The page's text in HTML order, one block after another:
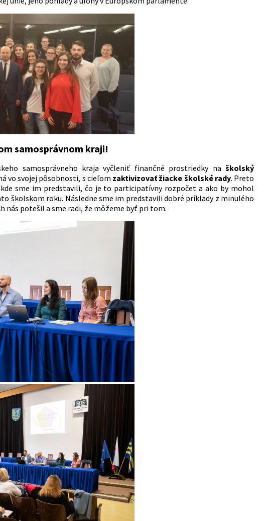
samosprávnom kraji!
samosprávneho kraja vyčleniť finančné prostriedky naškolský
vo svojej pôsobnosti, s cieľom zaktivizovať žiacke školské rady. Preto
sme im predstavili, čo je to participatívny rozpočet a ako by mohol
školskom roku. Následne sme im predstavili dobré príklady z minulého
nás potešil a sme radi, že môžeme byť pri tom.